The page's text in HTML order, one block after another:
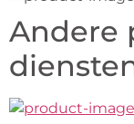
Andere